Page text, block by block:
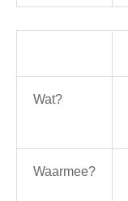
Wat?
Waarmee?